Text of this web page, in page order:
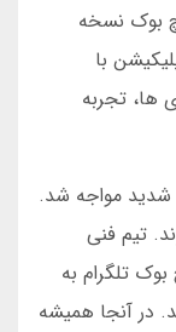
شدند. در دسامبر 2024، مچ بوک نسخه
با
ها، تجربه
شدید مواجه شد.
تیم فنی
تلگرام به
در آنجا همیشه